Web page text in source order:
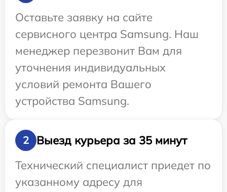
Оставьте заявку на сайте
сервисного центра Samsung. Наш
менеджер перезвонит Вам для
уточнения индивидуальных
условий ремонта Вашего
устройства Samsung.
2
Выезд курьера за 35 минут
Технический специалист приедет по
указанному адресу для